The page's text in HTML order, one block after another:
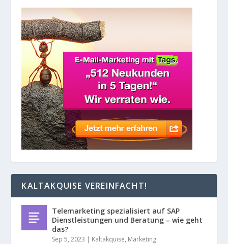
KALTAKQUISE VEREINFACHT!
Telemarketing spezialisiert auf SAP
Dienstleistungen und Beratung – wie geht
das?
Sep 5, 2023 | Kaltakquise, Marketing